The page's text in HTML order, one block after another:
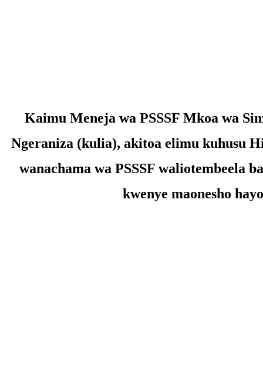
Kaimu Meneja wa PSSSF Mkoa wa
Ngeraniza (kulia), akitoa elimu kuhusu
wanachama wa PSSSF waliotembeela
kwenye maonesho